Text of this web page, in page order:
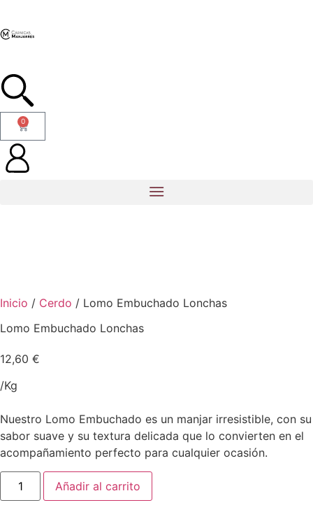
0
Inicio / Cerdo / Lomo Embuchado Lonchas
Lomo Embuchado Lonchas
12,60 €
/Kg
Nuestro Lomo Embuchado es un manjar irresistible, con su
sabor suave y su textura delicada que lo convierten en el
acompañamiento perfecto para cualquier ocasión.
Añadir al carrito